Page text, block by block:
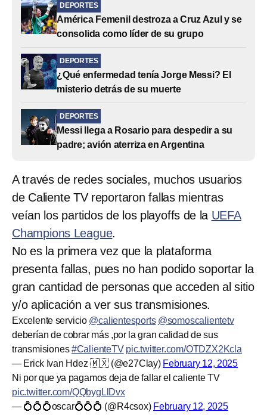
DEPORTES
América Femenil destroza a Cruz Azul y se
consolida como líder de su grupo
DEPORTES
¿Qué enfermedad tenía Jorge Messi? El
misterio detrás de su muerte
DEPORTES
Messi llega a Rosario para despedir a su
padre; avión aterriza en Argentina
A través de redes sociales, muchos usuarios
de Caliente TV reportaron fallas mientras
veían los partidos de los playoffs de la UEFA
Champions League.
No es la primera vez que la plataforma
presenta fallas, pues no han podido soportar la
gran cantidad de personas que acceden al sitio
y/o aplicación a ver sus transmisiones.
Excelente servicio @calientesports @somoscalientetv
deberían de cobrar más ,por la gran calidad de sus
transmisiones#CalienteTV pic.twitter.com/OTDZX2Kcla
— Erick Ivan Hdez 🇲🇽 (@e27Clay) February 12, 2025
Ni por que ya pagamos deja de fallar el caliente TV
pic.twitter.com/QQbygLlDvx
— 💍💍💍oscar💍💍💍 (@R4csox) February 12, 2025